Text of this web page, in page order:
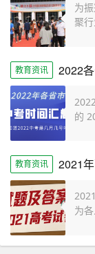
为
聚
教育资讯 2022
的
教育资讯 2021
为